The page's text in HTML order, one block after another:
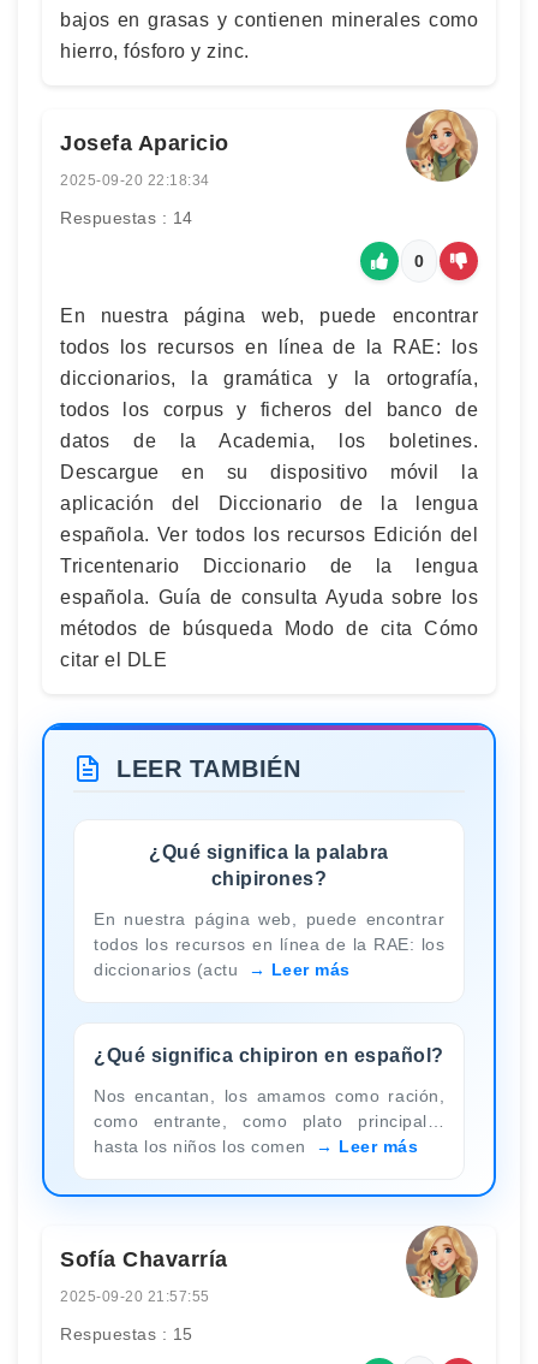
bajos en grasas y contienen minerales como
hierro, fósforo y zinc.
Josefa Aparicio
2025-09-20 22:18:34
Respuestas : 14
0
En nuestra página web, puede encontrar
todos los recursos en línea de la RAE: los
diccionarios, la gramática y la ortografía,
todos los corpus y ficheros del banco de
datos de la Academia, los boletines.
Descargue en su dispositivo móvil la
aplicación del Diccionario de la lengua
española. Ver todos los recursos Edición del
Tricentenario Diccionario de la lengua
española. Guía de consulta Ayuda sobre los
métodos de búsqueda Modo de cita Cómo
citar el DLE
LEER TAMBIÉN
¿Qué significa la palabra
chipirones?
En nuestra página web, puede encontrar
todos los recursos en línea de la RAE: los
diccionarios (actu
Leer más
¿Qué significa chipiron en español?
Nos encantan, los amamos como ración,
como entrante, como plato principal…
hasta los niños los comen
Leer más
Sofía Chavarría
2025-09-20 21:57:55
Respuestas : 15